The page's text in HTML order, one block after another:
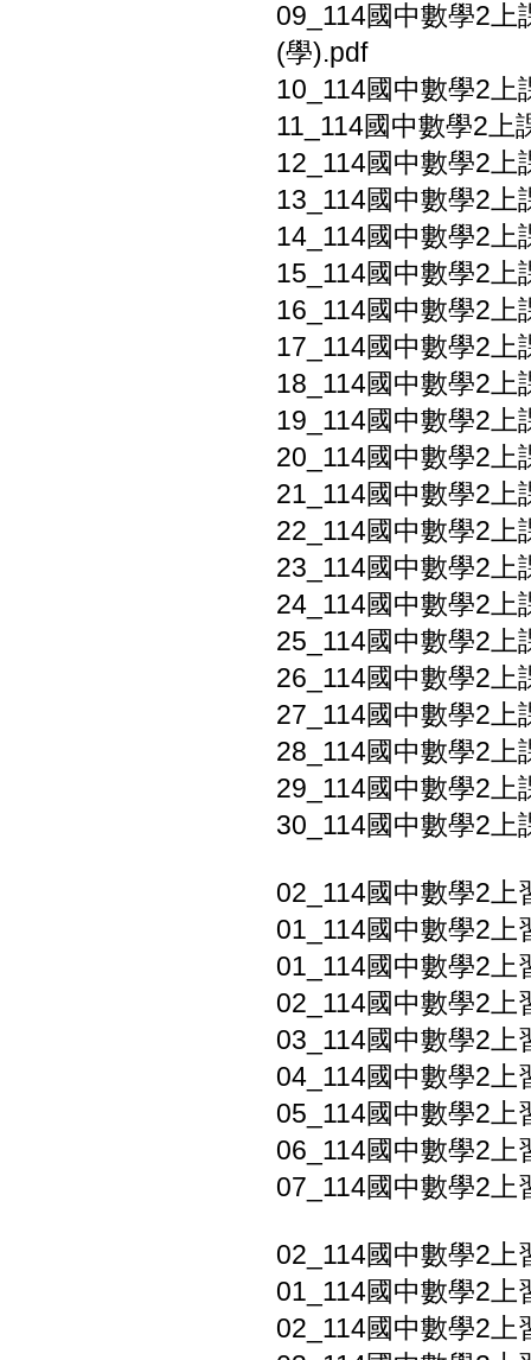
09_114國中數學2上
(學).pdf
10_114國中數學2上
11_114國中數學2上
12_114國中數學2上
13_114國中數學2上
14_114國中數學2上
15_114國中數學2上
16_114國中數學2上
17_114國中數學2上
18_114國中數學2上
19_114國中數學2上
20_114國中數學2上
21_114國中數學2上
22_114國中數學2上
23_114國中數學2上
24_114國中數學2上
25_114國中數學2上
26_114國中數學2上
27_114國中數學2上
28_114國中數學2上
29_114國中數學2上
30_114國中數學2上
02_114國中數學2上
01_114國中數學2上
01_114國中數學2上
02_114國中數學2上
03_114國中數學2上
04_114國中數學2上
05_114國中數學2上
06_114國中數學2上
07_114國中數學2上
02_114國中數學2上
01_114國中數學2上
02_114國中數學2上